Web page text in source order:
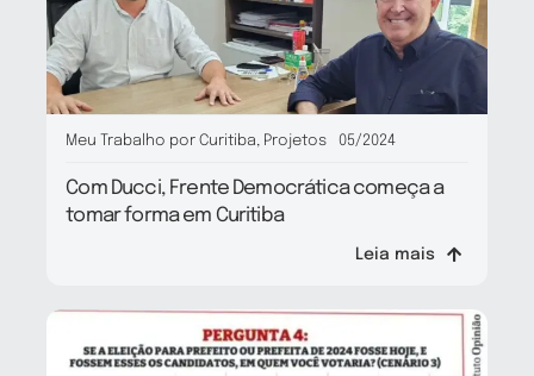
Meu Trabalho por Curitiba, Projetos 05/2024
Com Ducci, Frente Democrática começa a
tomar forma em Curitiba
Leia mais